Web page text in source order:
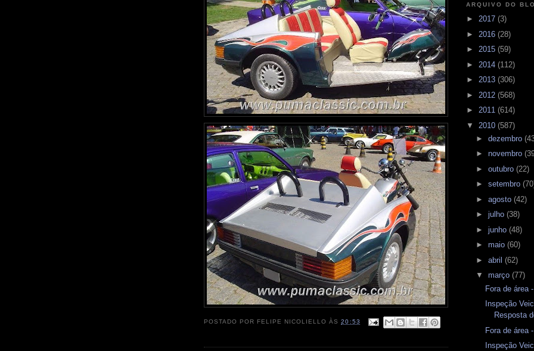
POSTADO POR FELIPE NICOLIELLO ÀS20:53
ARQUIVO DO
► 2017 (3)
► 2016 (28)
► 2015 (59)
► 2014 (112)
► 2013 (306)
► 2012 (568)
► 2011 (614)
▼ 2010 (587)
► dezembro
► novembro
► outubro (22)
► setembro
► agosto (42)
► julho (38)
► junho (48)
► maio (60)
► abril (62)
▼ março (77)
Fora de área
Inspeção
Resposta
Fora de área
Inspeção